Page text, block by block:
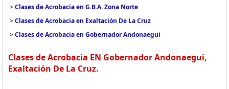
>Clases de Acrobacia en G.B.A. Zona Norte
>Clases de Acrobacia en Exaltación De La Cruz
>Clases de Acrobacia en Gobernador Andonaegui
Clases de Acrobacia EN Gobernador Andonaegui,
Exaltación De La Cruz.